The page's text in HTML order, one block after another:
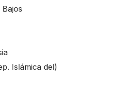
Bajos
Islámica del)